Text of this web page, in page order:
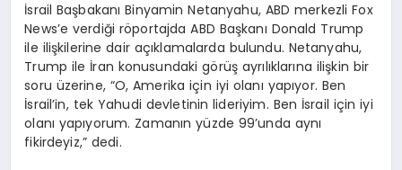
İsrail Başbakanı Binyamin Netanyahu, ABD merkezli Fox
News’e verdiği röportajda ABD Başkanı Donald Trump
ile ilişkilerine dair açıklamalarda bulundu. Netanyahu,
Trump ile İran konusundaki görüş ayrılıklarına ilişkin bir
soru üzerine, “O, Amerika için iyi olanı yapıyor. Ben
İsrail’in, tek Yahudi devletinin lideriyim. Ben İsrail için iyi
olanı yapıyorum. Zamanın yüzde 99’unda aynı
fikirdeyiz,” dedi.